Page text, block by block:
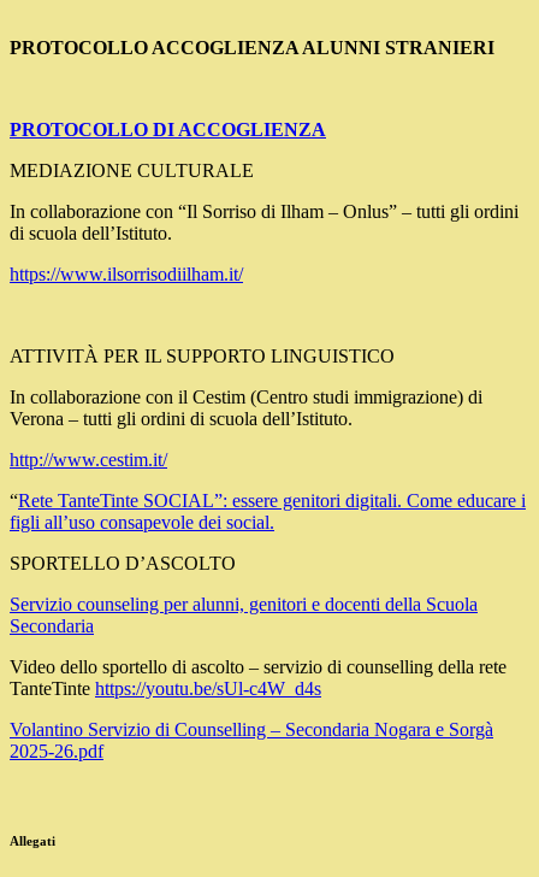
PROTOCOLLO ACCOGLIENZA ALUNNI STRANIERI
PROTOCOLLO DI ACCOGLIENZA
MEDIAZIONE CULTURALE
In collaborazione con “Il Sorriso di Ilham – Onlus” – tutti gli ordini
di scuola dell’Istituto.
https://www.ilsorrisodiilham.it/
ATTIVITÀ PER IL SUPPORTO LINGUISTICO
In collaborazione con il Cestim (Centro studi immigrazione) di
Verona – tutti gli ordini di scuola dell’Istituto.
http://www.cestim.it/
“Rete TanteTinte SOCIAL”: essere genitori digitali. Come educare i
figli all’uso consapevole dei social.
SPORTELLO D’ASCOLTO
Servizio counseling per alunni, genitori e docenti della Scuola
Secondaria
Video dello sportello di ascolto – servizio di counselling della rete
TanteTinte https://youtu.be/sUl-c4W_d4s
Volantino Servizio di Counselling – Secondaria Nogara e Sorgà
2025-26.pdf
Allegati